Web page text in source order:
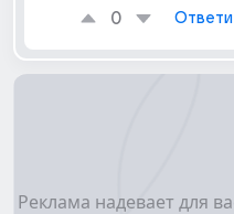
0